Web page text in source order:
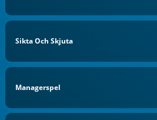
Sikta Och Skjuta
Managerspel